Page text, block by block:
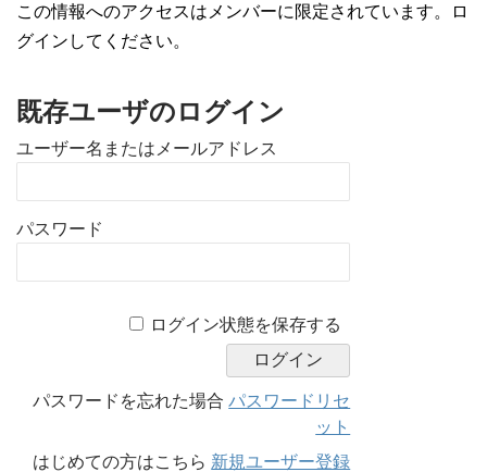
この情報へのアクセスはメンバーに限定されています。ロ
グインしてください。
既存ユーザのログイン
ユーザー名またはメールアドレス
パスワード
ログイン状態を保存する
パスワードを忘れた場合パスワードリセ
ット
はじめての方はこちら 新規ユーザー登録